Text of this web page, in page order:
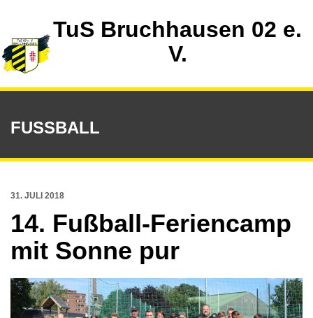
TuS Bruchhausen 02 e.
V.
FUSSBALL
31. JULI 2018
14. Fußball-Feriencamp
mit Sonne pur